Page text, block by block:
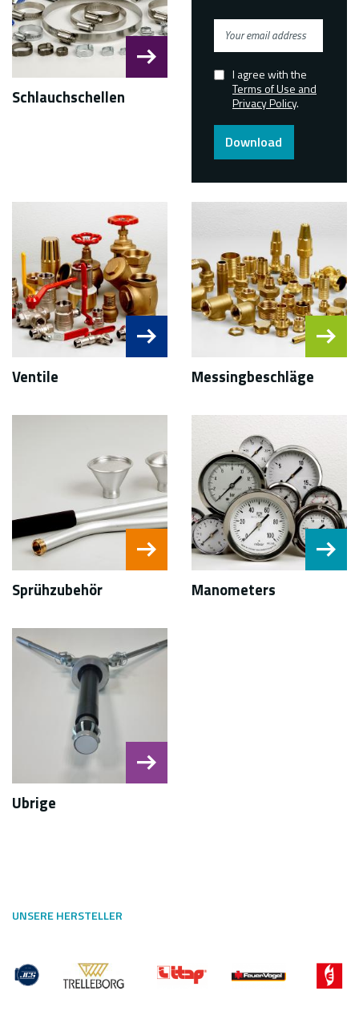
Schlauchschellen
Ventile Messingbeschläge
Sprühzubehör Manometers
Ubrige
Your
email
address
Confirmed
I agree with the
Terms of Use and
Privacy Policy.
Download
UNSERE HERSTELLER